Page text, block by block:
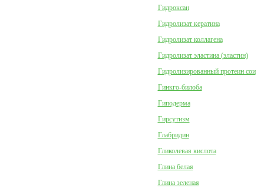
Гидроксан
Гидролизат кератина
Гидролизат коллагена
Гидролизат эластина (эластин)
Гидролизированный протеин сои
Гинкго-билоба
Гиподерма
Гирсутизм
Глабридин
Гликолевая кислота
Глина белая
Глина зеленая